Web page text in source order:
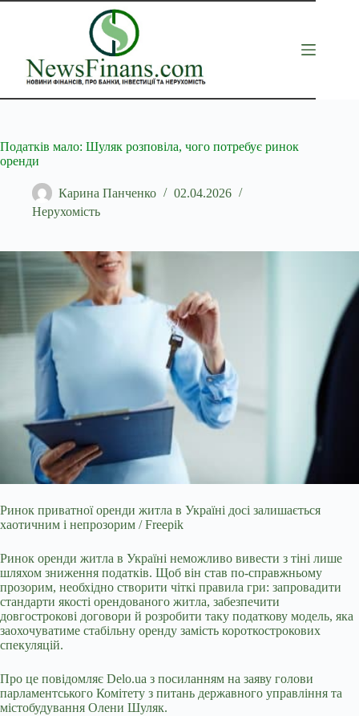
Перейти
Податків мало: Шуляк розповіла, чого потребує ринок
оренди
Карина Панченко
02.04.2026
Нерухомість
Ринок приватної оренди житла в Україні досі залишається
хаотичним і непрозорим / Freepik
Ринок оренди житла в Україні неможливо вивести з тіні лише
шляхом зниження податків. Щоб він став по-справжньому
прозорим, необхідно створити чіткі правила гри: запровадити
стандарти якості орендованого житла, забезпечити
довгострокові договори й розробити таку податкову модель, яка
заохочуватиме стабільну оренду замість короткострокових
спекуляцій.
Про це повідомляє Delo.ua з посиланням на заяву голови
парламентського Комітету з питань державного управління та
містобудування Олени Шуляк.